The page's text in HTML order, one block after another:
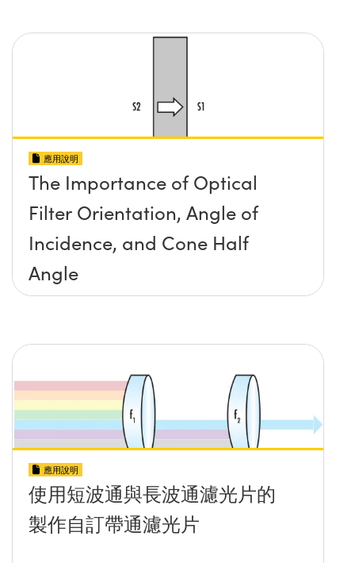
應用說明
The Importance of Optical
Filter Orientation, Angle of
Incidence, and Cone Half
Angle
應用說明
使用短波通與長波通濾光片的
製作自訂帶通濾光片